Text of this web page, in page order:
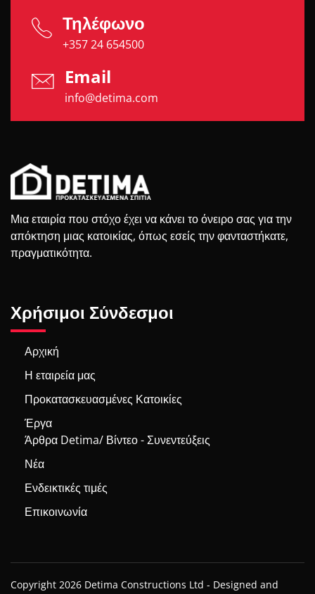
Τηλέφωνο
+357 24 654500
Email
info@detima.com
Μια εταιρία που στόχο έχει να κάνει το όνειρο σας για την
απόκτηση μιας κατοικίας, όπως εσείς την φανταστήκατε,
πραγματικότητα.
Χρήσιμοι Σύνδεσμοι
Αρχική
Η εταιρεία μας
Προκατασκευασμένες Κατοικίες
Έργα
Άρθρα Detima/ Βίντεο - Συνεντεύξεις
Νέα
Ενδεικτικές τιμές
Επικοινωνία
Copyright 2026 Detima Constructions Ltd - Designed and